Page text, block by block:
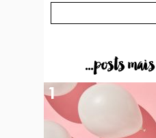
...posts
1